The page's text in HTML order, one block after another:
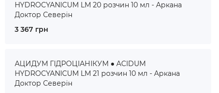
HYDROCYANICUM LM 20 розчин 10 мл - Аркана
Доктор Северін
3 367 грн
АЦИДУМ ГІДРОЦІАНІКУМ ● ACIDUM
HYDROCYANICUM LM 21 розчин 10 мл - Аркана
Доктор Северін